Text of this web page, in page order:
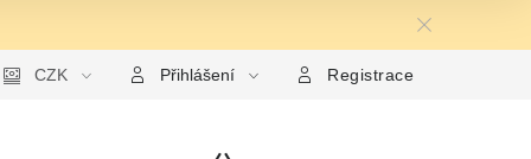
pro uplatnění reklamace Formulář pro odstoupení
CZK Přihlášení Registrace